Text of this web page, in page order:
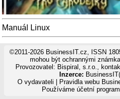
Manuál Linux
©2011-2026 BusinessIT.cz, ISSN
mohou být ochrannými
Provozovatel: Bispiral, s.r.o.,
Inzerce:
O vydavateli
Pravidla webu
Používáme účetní